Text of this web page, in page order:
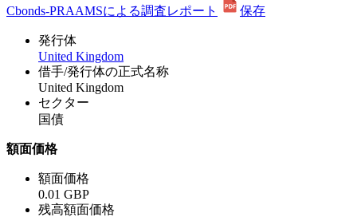
Cbonds-PRAAMSによる調査レポート
保存
発行体
United Kingdom
借手/発行体の正式名称
United Kingdom
セクター
国債
額面価格
額面価格
0.01 GBP
残高額面価格